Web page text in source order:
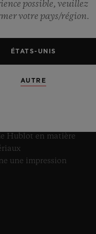
SKY BLUE
que Maître
une fois de plus
saphir, cette
Hublot en matière
une impression
possible, veuillez
votre pays/région.
ÉTATS-UNIS
AUTRE